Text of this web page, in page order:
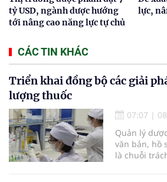
tỷ USD, ngành dược hướng
tới nâng cao năng lực tự chủ
lực,
CÁC TIN KHÁC
Triển khai đồng bộ các giải
lượng thuốc
07:07 |
Quản lý
văn bản, hồ
là chuỗi